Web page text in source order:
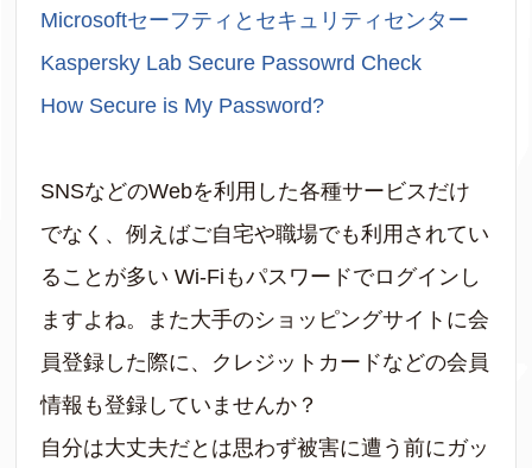
Microsoftセーフティとセキュリティセンター
Kaspersky Lab Secure Passowrd Check
How Secure is My Password?
SNSなどのWebを利用した各種サービスだけ
でなく、例えばご自宅や職場でも利用されてい
ることが多い Wi-Fiもパスワードでログインし
ますよね。また大手のショッピングサイトに会
員登録した際に、クレジットカードなどの会員
情報も登録していませんか？
自分は大丈夫だとは思わず被害に遭う前にガッ